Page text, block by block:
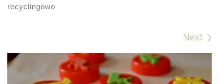
recyclingowo
Next